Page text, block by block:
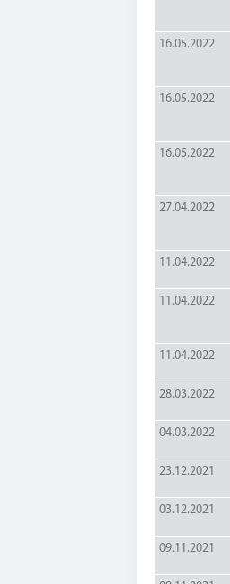
16.05.2022
16.05.2022
16.05.2022
27.04.2022
11.04.2022
11.04.2022
11.04.2022
28.03.2022
04.03.2022
23.12.2021
03.12.2021
09.11.2021